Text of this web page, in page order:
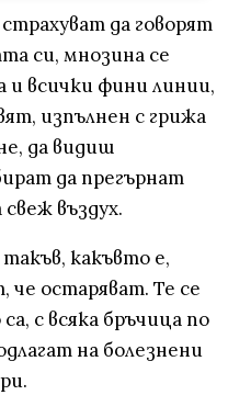
да говорят
си, мнозина се
и всички фини линии,
изпълнен с грижа
да видиш
да прегърнат
въздух.
какъвто е,
че остаряват. Те се
с всяка бръчица по
на болезнени